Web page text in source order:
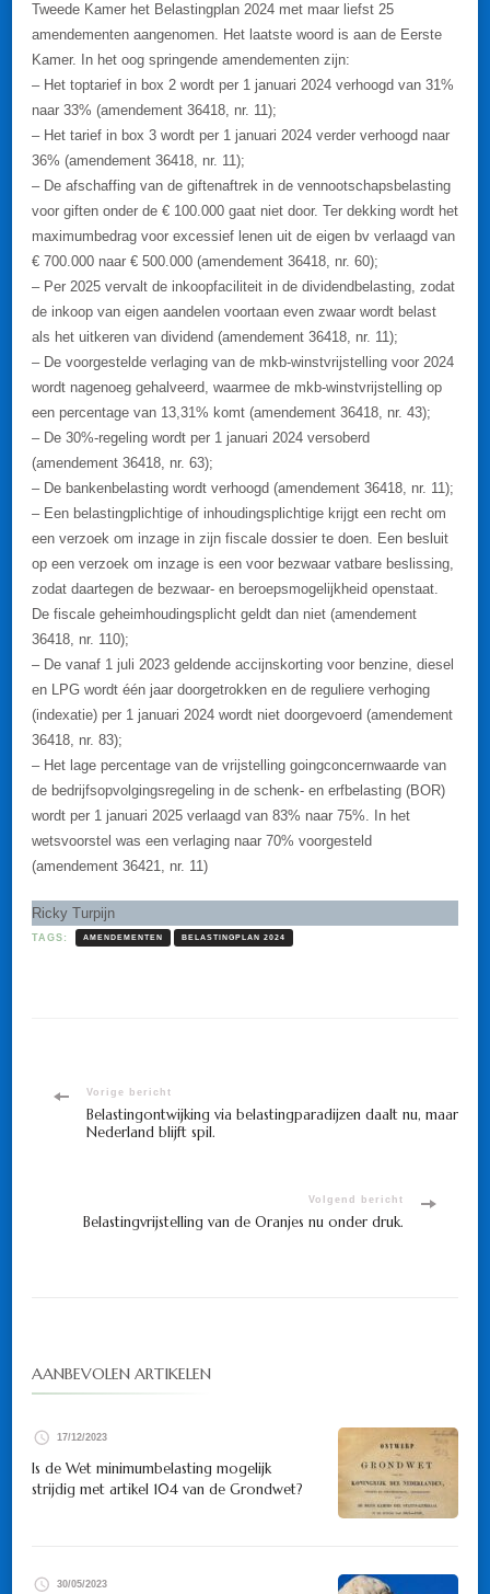
Tweede Kamer het Belastingplan 2024 met maar liefst 25
amendementen aangenomen. Het laatste woord is aan de Eerste
Kamer. In het oog springende amendementen zijn:
– Het toptarief in box 2 wordt per 1 januari 2024 verhoogd van 31%
naar 33% (amendement 36418, nr. 11);
– Het tarief in box 3 wordt per 1 januari 2024 verder verhoogd naar
36% (amendement 36418, nr. 11);
– De afschaffing van de giftenaftrek in de vennootschapsbelasting
voor giften onder de € 100.000 gaat niet door. Ter dekking wordt het
maximumbedrag voor excessief lenen uit de eigen bv verlaagd van
€ 700.000 naar € 500.000 (amendement 36418, nr. 60);
– Per 2025 vervalt de inkoopfaciliteit in de dividendbelasting, zodat
de inkoop van eigen aandelen voortaan even zwaar wordt belast
als het uitkeren van dividend (amendement 36418, nr. 11);
– De voorgestelde verlaging van de mkb-winstvrijstelling voor 2024
wordt nagenoeg gehalveerd, waarmee de mkb-winstvrijstelling op
een percentage van 13,31% komt (amendement 36418, nr. 43);
– De 30%-regeling wordt per 1 januari 2024 versoberd
(amendement 36418, nr. 63);
– De bankenbelasting wordt verhoogd (amendement 36418, nr. 11);
– Een belastingplichtige of inhoudingsplichtige krijgt een recht om
een verzoek om inzage in zijn fiscale dossier te doen. Een besluit
op een verzoek om inzage is een voor bezwaar vatbare beslissing,
zodat daartegen de bezwaar- en beroepsmogelijkheid openstaat.
De fiscale geheimhoudingsplicht geldt dan niet (amendement
36418, nr. 110);
– De vanaf 1 juli 2023 geldende accijnskorting voor benzine, diesel
en LPG wordt één jaar doorgetrokken en de reguliere verhoging
(indexatie) per 1 januari 2024 wordt niet doorgevoerd (amendement
36418, nr. 83);
– Het lage percentage van de vrijstelling goingconcernwaarde van
de bedrijfsopvolgingsregeling in de schenk- en erfbelasting (BOR)
wordt per 1 januari 2025 verlaagd van 83% naar 75%. In het
wetsvoorstel was een verlaging naar 70% voorgesteld
(amendement 36421, nr. 11)
Ricky Turpijn
TAGS: AMENDEMENTEN BELASTINGPLAN 2024
Bericht
navigatie
Vorige bericht
Belastingontwijking via belastingparadijzen daalt nu, maar
Nederland blijft spil.
Volgend bericht
Belastingvrijstelling van de Oranjes nu onder druk.
AANBEVOLEN ARTIKELEN
17/12/2023
Is de Wet minimumbelasting mogelijk
strijdig met artikel 104 van de Grondwet?
30/05/2023